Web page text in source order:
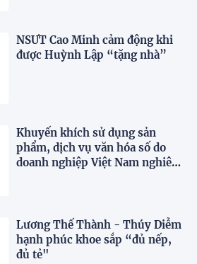
NSƯT Cao Minh cảm động khi
được Huỳnh Lập “tặng nhà”
Khuyến khích sử dụng sản
phẩm, dịch vụ văn hóa số do
doanh nghiệp Việt Nam nghiên
Lương Thế Thành - Thúy Diễm
hạnh phúc khoe sắp “đủ nếp,
đủ tẻ"